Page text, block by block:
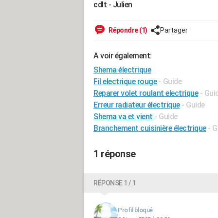
cdlt - Julien
Répondre (1) Partager
A voir également:
Shema électrique
Fil electrique rouge - Guide
Reparer volet roulant electrique -
Erreur radiateur électrique - Guide
Shema va et vient - Guide
Branchement cuisinière électrique -
1 réponse
RÉPONSE 1 / 1
Profil bloqué